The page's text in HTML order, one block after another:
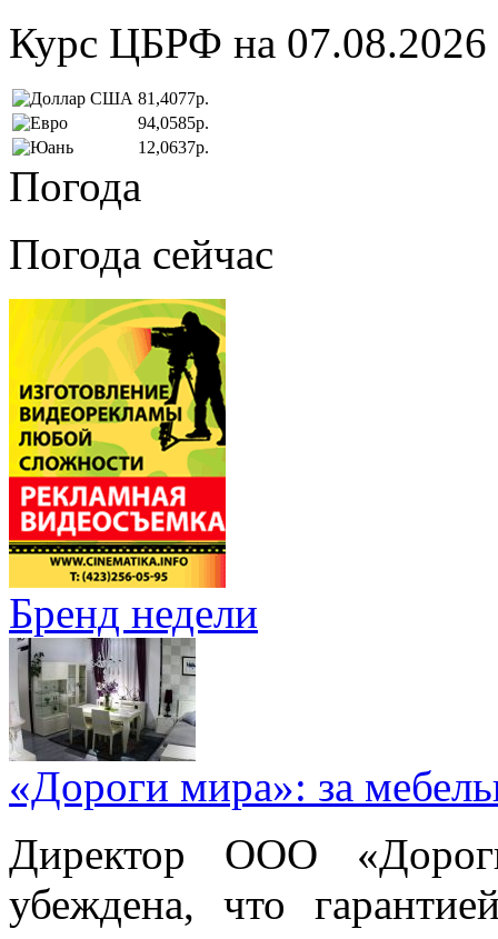
Курс ЦБРФ на 07.08.2026
81,4077р.
94,0585р.
12,0637р.
Погода
Погода сейчас
Бренд недели
«Дороги мира»: за
Директор ООО
убеждена, что